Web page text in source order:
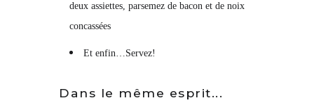
deux assiettes, parsemez de bacon et de noix
concassées
Et enfin…Servez!
Dans le même esprit...